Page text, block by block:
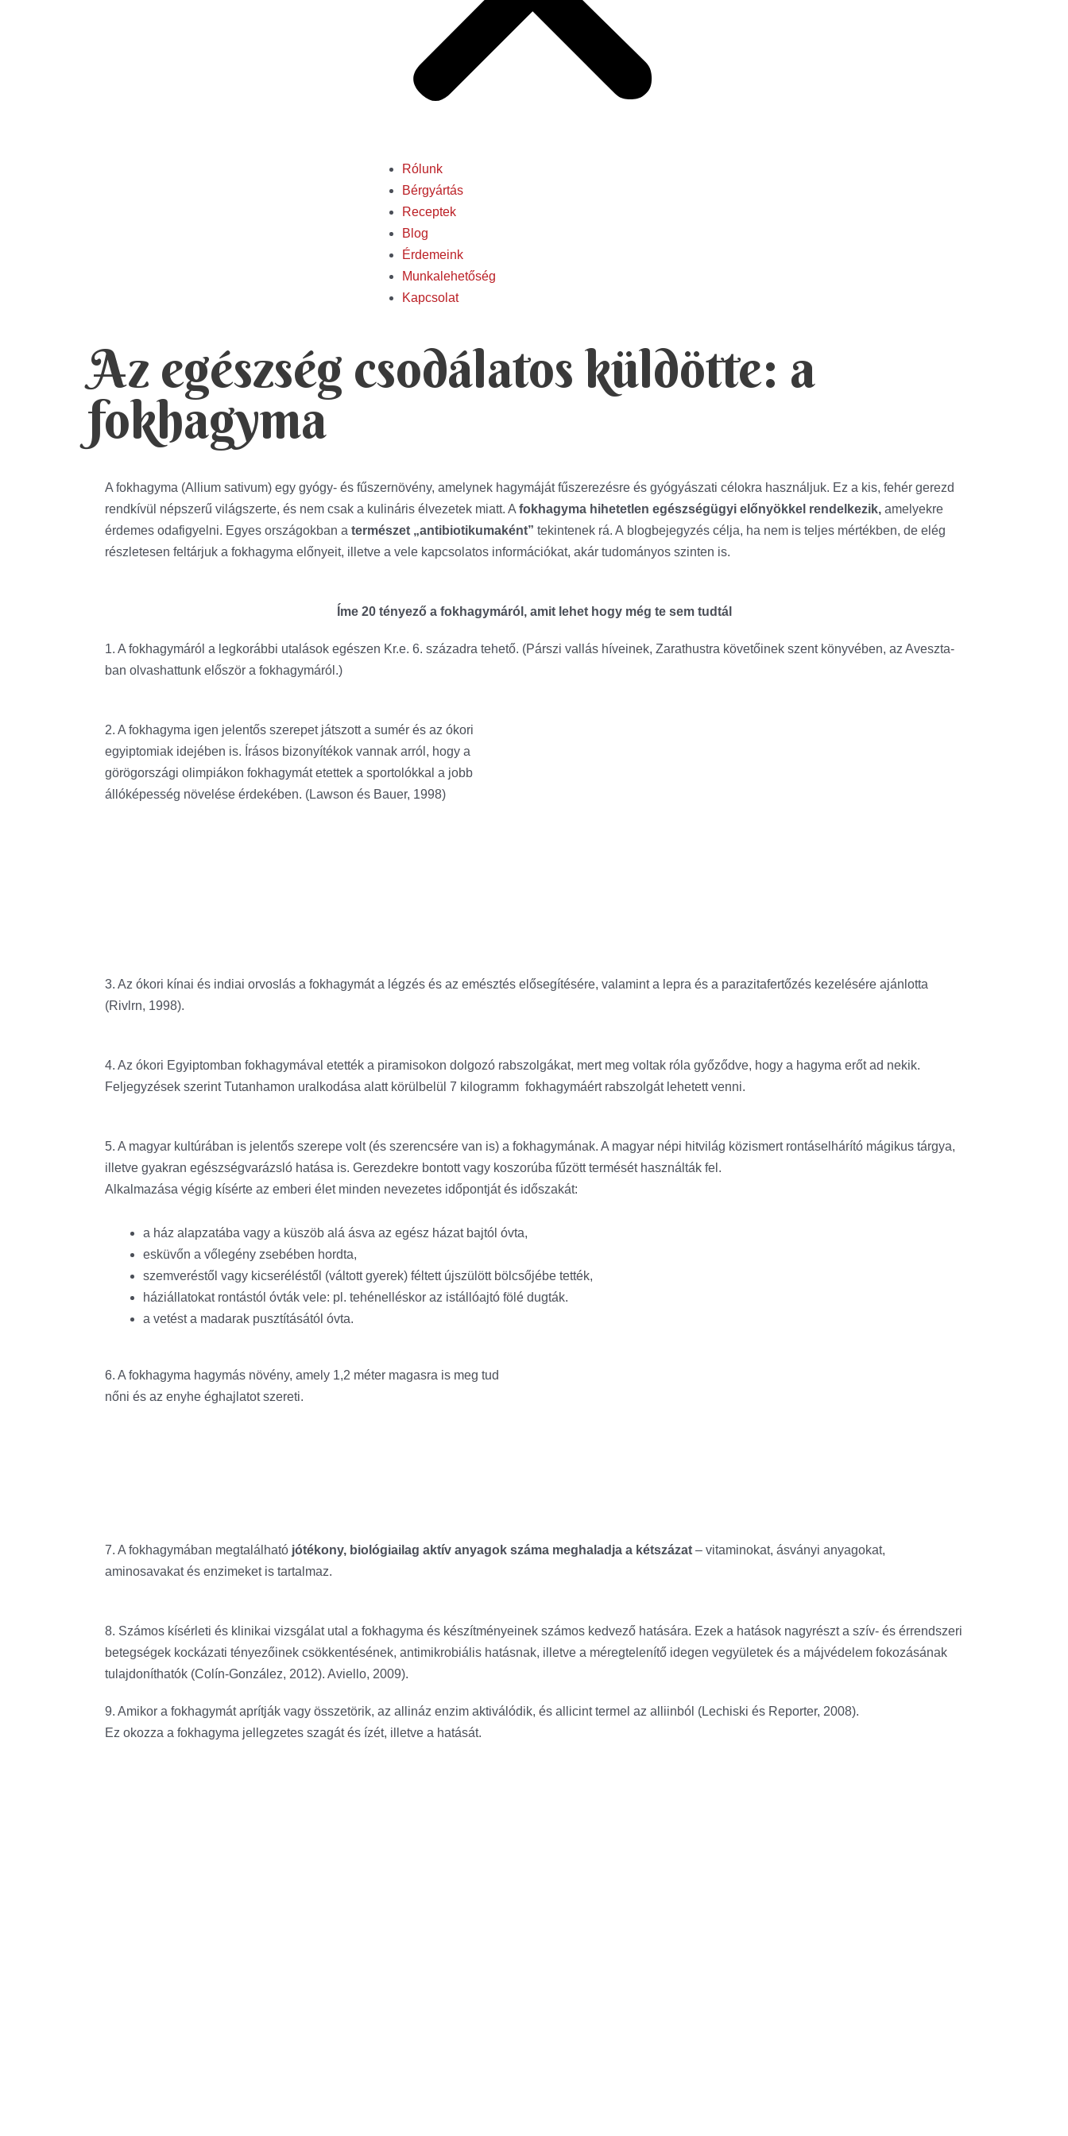
Rólunk
Bérgyártás
Receptek
Blog
Érdemeink
Munkalehetőség
Kapcsolat
Az egészség csodálatos küldötte: a
fokhagyma
A fokhagyma (Allium sativum) egy gyógy- és fűszernövény, amelynek hagymáját fűszerezésre és gyógyászati célokra használjuk. Ez a kis, fehér gerezd
rendkívül népszerű világszerte, és nem csak a kulináris élvezetek miatt. A fokhagyma hihetetlen egészségügyi előnyökkel rendelkezik, amelyekre
érdemes odafigyelni. Egyes országokban a természet „antibiotikumaként” tekintenek rá. A blogbejegyzés célja, ha nem is teljes mértékben, de elég
részletesen feltárjuk a fokhagyma előnyeit, illetve a vele kapcsolatos információkat, akár tudományos szinten is.
Íme 20 tényező a fokhagymáról, amit lehet hogy még te sem tudtál
1. A fokhagymáról a legkorábbi utalások egészen Kr.e. 6. századra tehető. (Párszi vallás híveinek, Zarathustra követőinek szent könyvében, az Aveszta-
ban olvashattunk először a fokhagymáról.)
2. A fokhagyma igen jelentős szerepet játszott a sumér és az ókori
egyiptomiak idejében is. Írásos bizonyítékok vannak arról, hogy a
görögországi olimpiákon fokhagymát etettek a sportolókkal a jobb
állóképesség növelése érdekében. (Lawson és Bauer, 1998)
3. Az ókori kínai és indiai orvoslás a fokhagymát a légzés és az emésztés elősegítésére, valamint a lepra és a parazitafertőzés kezelésére ajánlotta
(Rivlrn, 1998).
4. Az ókori Egyiptomban fokhagymával etették a piramisokon dolgozó rabszolgákat, mert meg voltak róla győződve, hogy a hagyma erőt ad nekik.
Feljegyzések szerint Tutanhamon uralkodása alatt körülbelül 7 kilogramm fokhagymáért rabszolgát lehetett venni.
5. A magyar kultúrában is jelentős szerepe volt (és szerencsére van is) a fokhagymának. A magyar népi hitvilág közismert rontáselhárító mágikus tárgya,
illetve gyakran egészségvarázsló hatása is. Gerezdekre bontott vagy koszorúba fűzött termését használták fel.
Alkalmazása végig kísérte az emberi élet minden nevezetes időpontját és időszakát:
a ház alapzatába vagy a küszöb alá ásva az egész házat bajtól óvta, ‍
esküvőn a vőlegény zsebében hordta,
szemveréstől vagy kicseréléstől (váltott gyerek) féltett újszülött bölcsőjébe tették,
háziállatokat rontástól óvták vele: pl. tehénelléskor az istállóajtó fölé dugták.
a vetést a madarak pusztításától óvta.
6. A fokhagyma hagymás növény, amely 1,2 méter magasra is meg tud
nőni és az enyhe éghajlatot szereti.
7. A fokhagymában megtalálható jótékony, biológiailag aktív anyagok száma meghaladja a kétszázat – vitaminokat, ásványi anyagokat,
aminosavakat és enzimeket is tartalmaz.
8. Számos kísérleti és klinikai vizsgálat utal a fokhagyma és készítményeinek számos kedvező hatására. Ezek a hatások nagyrészt a szív- és érrendszeri
betegségek kockázati tényezőinek csökkentésének, antimikrobiális hatásnak, illetve a méregtelenítő idegen vegyületek és a májvédelem fokozásának
tulajdoníthatók (Colín-González, 2012). Aviello, 2009).
9. Amikor a fokhagymát aprítják vagy összetörik, az allináz enzim aktiválódik, és allicint termel az alliinból (Lechiski és Reporter, 2008).
Ez okozza a fokhagyma jellegzetes szagát és ízét, illetve a hatását.